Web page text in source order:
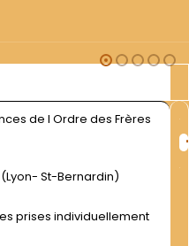
de l Ordre des Frères
St-Bernardin)
prises individuellement